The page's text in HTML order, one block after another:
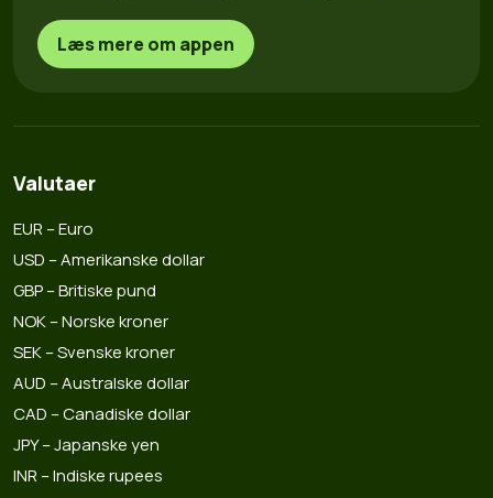
Læs mere om appen
Valutaer
EUR – Euro
USD – Amerikanske dollar
GBP – Britiske pund
NOK – Norske kroner
SEK – Svenske kroner
AUD – Australske dollar
CAD – Canadiske dollar
JPY – Japanske yen
INR – Indiske rupees